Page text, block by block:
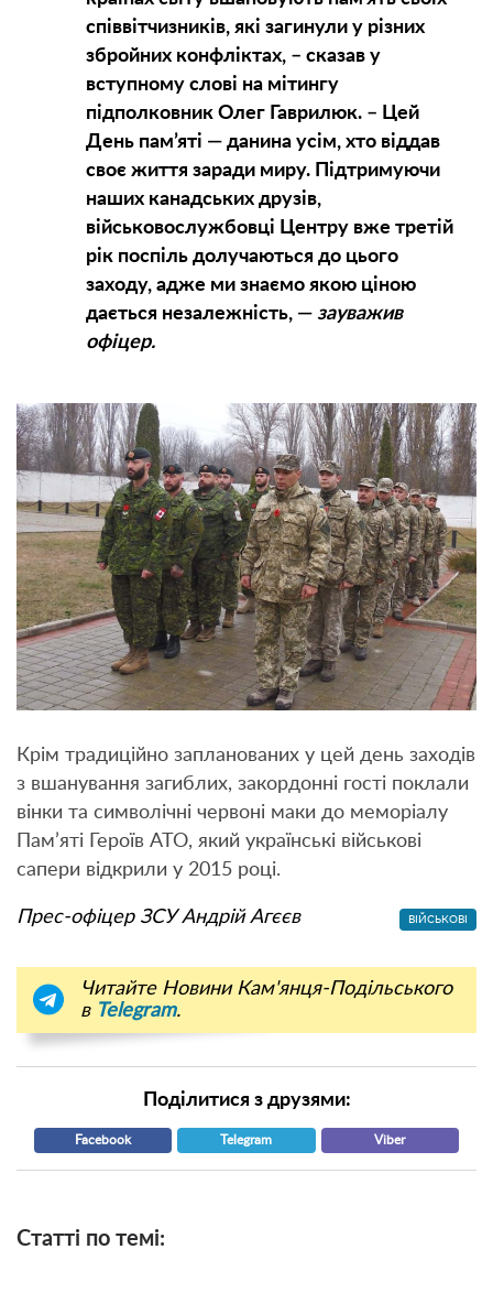
співвітчизників, які загинули у різних
збройних конфліктах, – сказав у
вступному слові на мітингу
підполковник Олег Гаврилюк. – Цей
День пам’яті — данина усім, хто віддав
своє життя заради миру. Підтримуючи
наших канадських друзів,
військовослужбовці Центру вже третій
рік поспіль долучаються до цього
заходу, адже ми знаємо якою ціною
дається незалежність, — зауважив
офіцер.
Крім традиційно запланованих у цей день заходів
з вшанування загиблих, закордонні гості поклали
вінки та символічні червоні маки до меморіалу
Пам’яті Героїв АТО, який українські військові
сапери відкрили у 2015 році.
Прес-офіцер ЗСУ Андрій Агєєв ВІЙСЬКОВІ
Читайте Новини Кам'янця-Подільського
в Telegram.
Поділитися з друзями:
Facebook Telegram Viber
Статті по темі: